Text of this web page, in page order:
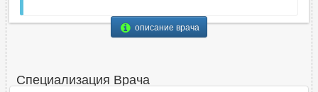
описание врача
Специализация Врача